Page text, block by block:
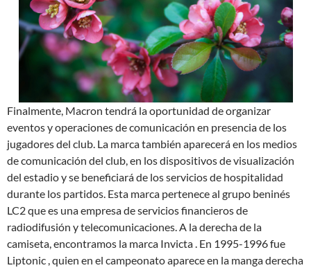
Finalmente, Macron tendrá la oportunidad de organizar
eventos y operaciones de comunicación en presencia de los
jugadores del club. La marca también aparecerá en los medios
de comunicación del club, en los dispositivos de visualización
del estadio y se beneficiará de los servicios de hospitalidad
durante los partidos. Esta marca pertenece al grupo beninés
LC2 que es una empresa de servicios financieros de
radiodifusión y telecomunicaciones. A la derecha de la
camiseta, encontramos la marca Invicta . En 1995-1996 fue
Liptonic , quien en el campeonato aparece en la manga derecha